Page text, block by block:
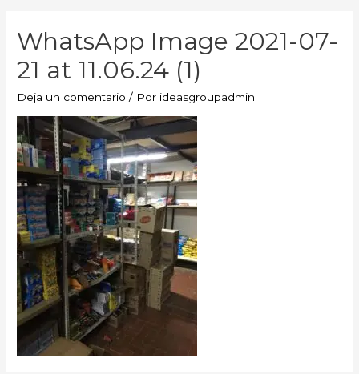
WhatsApp Image 2021-07-
21 at 11.06.24 (1)
Deja un comentario / Por ideasgroupadmin